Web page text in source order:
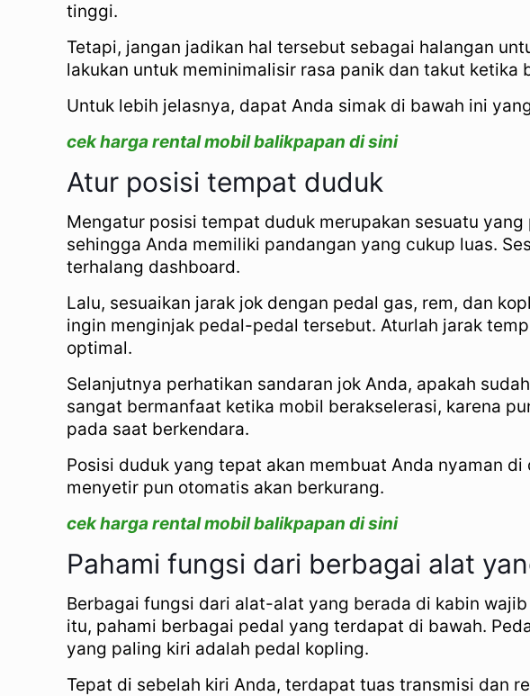
tinggi.
Tetapi, jangan jadikan hal tersebut sebagai halangan
lakukan untuk meminimalisir rasa panik dan takut ketika
Untuk lebih jelasnya, dapat Anda simak di bawah ini
cek harga rental mobil balikpapan di sini
Atur posisi tempat duduk
Mengatur posisi tempat duduk merupakan sesuatu
sehingga Anda memiliki pandangan yang cukup luas.
terhalang dashboard.
Lalu, sesuaikan jarak jok dengan pedal gas, rem, dan
ingin menginjak pedal-pedal tersebut. Aturlah jarak
optimal.
Selanjutnya perhatikan sandaran jok Anda, apakah
sangat bermanfaat ketika mobil berakselerasi, karena
pada saat berkendara.
Posisi duduk yang tepat akan membuat Anda nyaman
menyetir pun otomatis akan berkurang.
cek harga rental mobil balikpapan di sini
Pahami fungsi dari berbagai alat
Berbagai fungsi dari alat-alat yang berada di kabin
itu, pahami berbagai pedal yang terdapat di bawah.
yang paling kiri adalah pedal kopling.
Tepat di sebelah kiri Anda, terdapat tuas transmisi dan